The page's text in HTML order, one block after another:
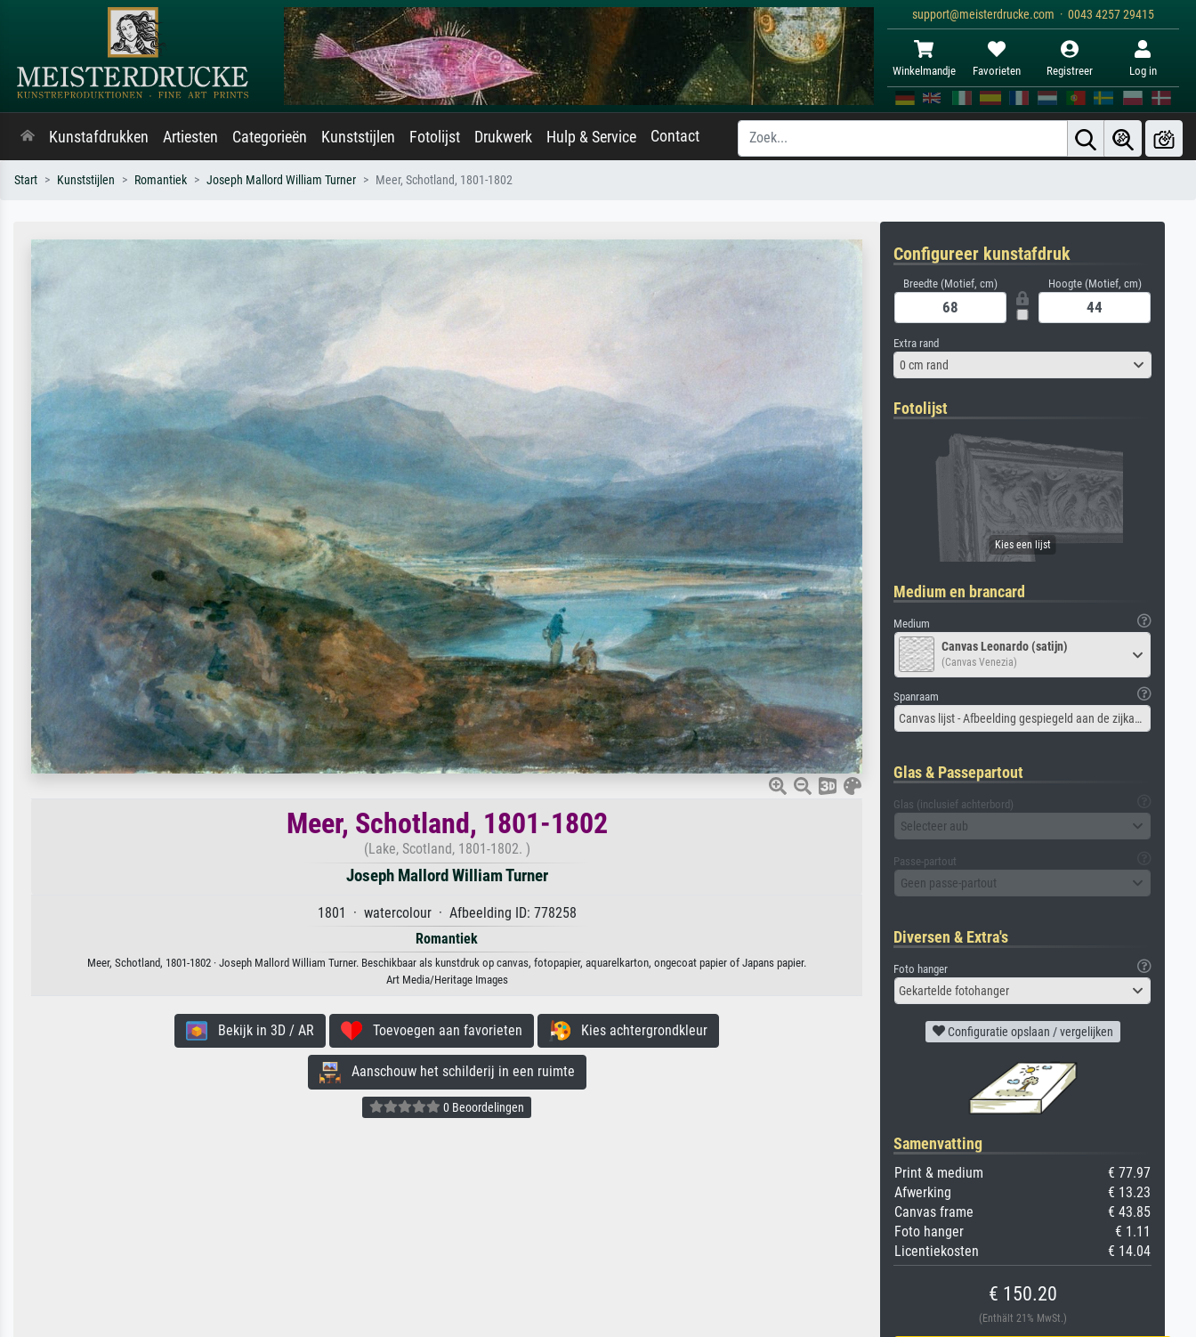
support@meisterdrucke.com · 0043 4257 29415
Winkelmandje Favorieten Registreer Log in
Kunstafdrukken Artiesten Categorieën Kunststijlen Fotolijst Drukwerk Hulp & Service Contact
Start Kunststijlen Romantiek Joseph Mallord William Turner Meer, Schotland, 1801-1802
Meer, Schotland, 1801-1802
(Lake, Scotland, 1801-1802. )
Joseph Mallord William Turner
1801 · watercolour · Afbeelding ID: 778258
Romantiek
Meer, Schotland, 1801-1802 · Joseph Mallord William Turner. Beschikbaar als kunstdruk op canvas, fotopapier, aquarelkarton, ongecoat papier of Japans papier.
Art Media/Heritage Images
Bekijk in 3D / AR Toevoegen aan favorieten Kies achtergrondkleur
Aanschouw het schilderij in een ruimte
0 Beoordelingen
Configureer kunstafdruk
Breedte (Motief, cm) Hoogte (Motief, cm)
Extra rand
0 cm rand
Fotolijst
Medium en brancard
Medium
Canvas Leonardo (satijn)
(Canvas Venezia)
Spanraam
Canvas lijst - Afbeelding gespiegeld aan de zijkant
Glas & Passepartout
Glas (inclusief achterbord)
Selecteer aub
Passe-partout
Geen passe-partout
Diversen & Extra's
Foto hanger
Gekartelde fotohanger
Configuratie opslaan / vergelijken
Samenvatting
Print & medium
€ 77.97
Afwerking
€ 13.23
Canvas frame
€ 43.85
Foto hanger
€ 1.11
Licentiekosten
€ 14.04
€ 150.20
(Enthält 21% MwSt.)